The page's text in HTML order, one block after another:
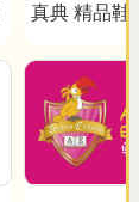
真典 精品鞋